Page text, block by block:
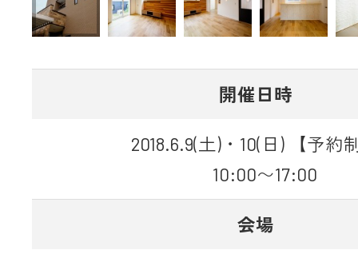
開催日時
2018.6.9(土)・10(日) 【予約
10:00〜17:00
会場